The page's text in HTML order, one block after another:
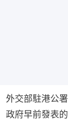
外交部駐港公
政府早前發表